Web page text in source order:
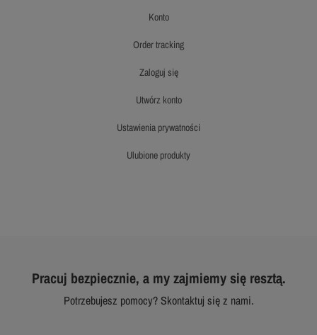
konto
order tracking
zaloguj się
utwórz konto
ustawienia prywatności
ulubione produkty
Pracuj bezpiecznie, a my zajmiemy się resztą.
Potrzebujesz pomocy? Skontaktuj się z nami.